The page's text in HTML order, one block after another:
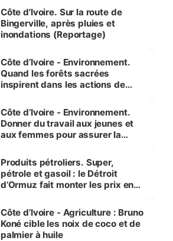
(Alassane Ouattara
Côte d'Ivoire. Sur la route de
Bingerville, après pluies et
inondations (Reportage)
Côte d’Ivoire - Environnement.
Quand les forêts sacrées
inspirent dans les actions de
Côte d’Ivoire - Environnement.
Donner du travail aux jeunes et
aux femmes pour assurer la
menacées
Produits pétroliers. Super,
pétrole et gasoil : le Détroit
d’Ormuz fait monter les prix en
Côte d’Ivoire - Agriculture : Bruno
Koné cible les noix de coco et de
palmier à huile